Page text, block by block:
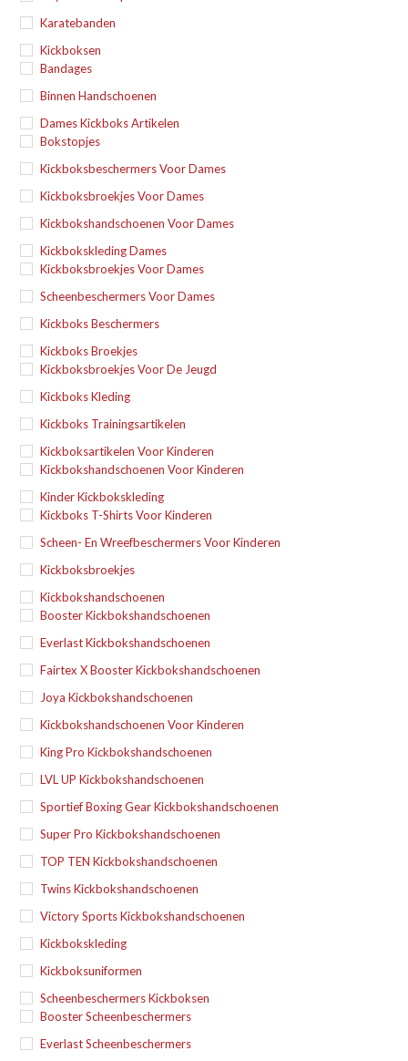
Karatebanden
Kickboksen
Bandages
Binnen Handschoenen
Dames Kickboks Artikelen
Bokstopjes
Kickboksbeschermers Voor Dames
Kickboksbroekjes Voor Dames
Kickbokshandschoenen Voor Dames
Kickbokskleding Dames
Kickboksbroekjes Voor Dames
Scheenbeschermers Voor Dames
Kickboks Beschermers
Kickboks Broekjes
Kickboksbroekjes Voor De Jeugd
Kickboks Kleding
Kickboks Trainingsartikelen
Kickboksartikelen Voor Kinderen
Kickbokshandschoenen Voor Kinderen
Kinder Kickbokskleding
Kickboks T-Shirts Voor Kinderen
Scheen- En Wreefbeschermers Voor Kinderen
Kickboksbroekjes
Kickbokshandschoenen
Booster Kickbokshandschoenen
Everlast Kickbokshandschoenen
Fairtex X Booster Kickbokshandschoenen
Joya Kickbokshandschoenen
Kickbokshandschoenen Voor Kinderen
King Pro Kickbokshandschoenen
LVL UP Kickbokshandschoenen
Sportief Boxing Gear Kickbokshandschoenen
Super Pro Kickbokshandschoenen
TOP TEN Kickbokshandschoenen
Twins Kickbokshandschoenen
Victory Sports Kickbokshandschoenen
Kickbokskleding
Kickboksuniformen
Scheenbeschermers Kickboksen
Booster Scheenbeschermers
Everlast Scheenbeschermers